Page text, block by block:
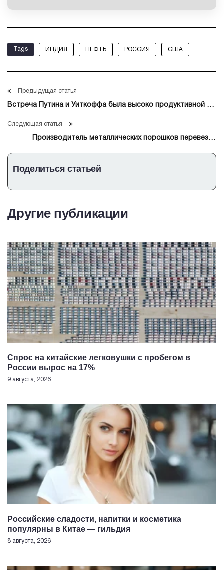
Tags ИНДИЯ НЕФТЬ РОССИЯ США
Предыдущая статья
Встреча Путина и Уиткоффа была высоко продуктивной —
Следующая статья
Производитель металлических порошков перевезет
Поделиться статьей
Другие публикации
Спрос на китайские легковушки с пробегом в
России вырос на 17%
9 августа, 2026
Российские сладости, напитки и косметика
популярны в Китае — гильдия
8 августа, 2026